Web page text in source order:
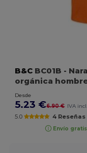
B&C BC01B -
orgánica
Desde
5.23 €6.90 € IVA incl.
5.0 4 Reseñas
Envío